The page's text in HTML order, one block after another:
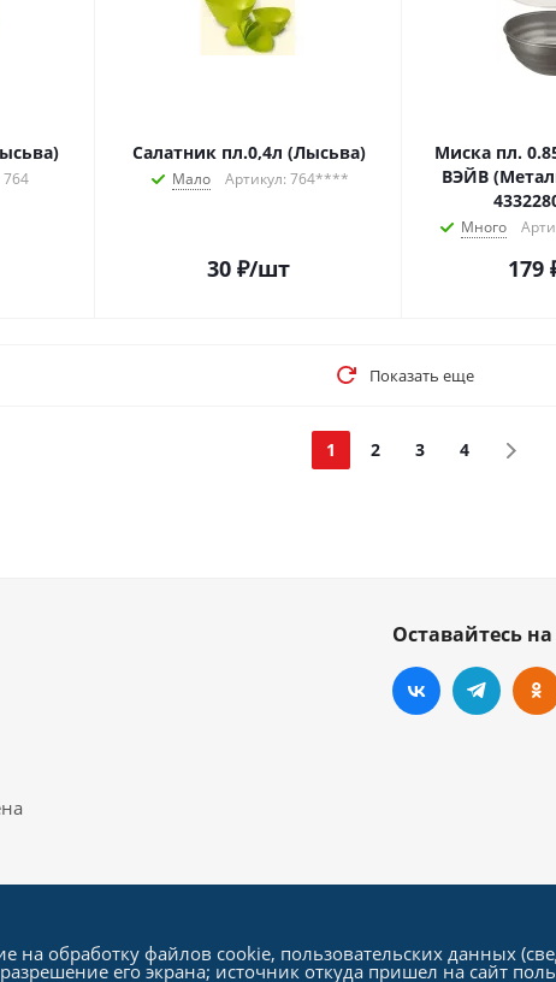
764
Салатник пл.0,4л (Лысьва)
Мало Артикул: 764****
30 ₽/шт
Миска пл.
ВЭЙВ
Много
179
Показать еще
1 2 3 4
Оставайтесь на
на обработку файлов cookie, пользовательских данных
его экрана; источник откуда пришел на сайт